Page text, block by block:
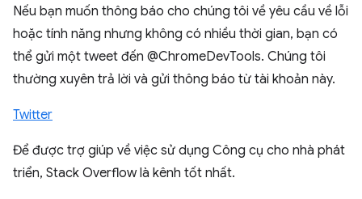
Nếu bạn muốn thông báo cho chúng tôi về yêu cầu về lỗi
hoặc tính năng nhưng không có nhiều thời gian, bạn có
thể gửi một tweet đến @ChromeDevTools. Chúng tôi
thường xuyên trả lời và gửi thông báo từ tài khoản này.
Twitter
Để được trợ giúp về việc sử dụng Công cụ cho nhà phát
triển, Stack Overflow là kênh tốt nhất.